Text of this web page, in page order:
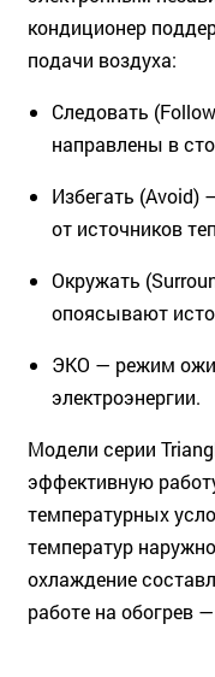
кондиционер
подачи воздуха:
Следовать
направлены в
Избегать (Avoid)
от источников
Окружать
опоясывают
ЭКО — режим
электроэнергии.
Модели серии
эффективную
температурных
температур
охлаждение
работе на обогрев